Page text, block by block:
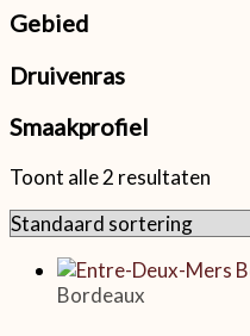
Gebied
Druivenras
Smaakprofiel
Toont alle 2 resultaten
Bordeaux